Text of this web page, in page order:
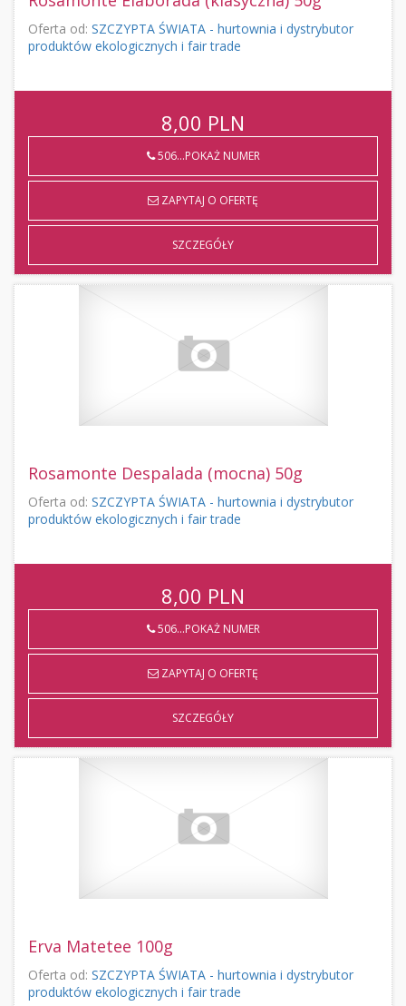
Oferta od: SZCZYPTA ŚWIATA - hurtownia i dystrybutor
produktów ekologicznych i fair trade
8,00 PLN
506...POKAŻ NUMER
ZAPYTAJ O OFERTĘ
SZCZEGÓŁY
Rosamonte Despalada (mocna) 50g
Oferta od: SZCZYPTA ŚWIATA - hurtownia i dystrybutor
produktów ekologicznych i fair trade
8,00 PLN
506...POKAŻ NUMER
ZAPYTAJ O OFERTĘ
SZCZEGÓŁY
Erva Matetee 100g
Oferta od: SZCZYPTA ŚWIATA - hurtownia i dystrybutor
produktów ekologicznych i fair trade